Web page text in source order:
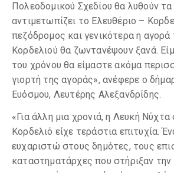
Πολεοδομικού Σχεδίου θα λυθούν
αντιμετωπίζει το Ελευθέριο –
πεζόδρομος και γενικότερα η αγορά
Κορδελιού θα ζωντανέψουν ξανά.
του χρόνου θα είμαστε ακόμα
γιορτή της αγοράς», ανέφερε ο
Ευόσμου, Λευτέρης Αλεξανδρίδης.
«Για άλλη μια χρονιά, η Λευκή
Κορδελιό είχε τεράστια επιτυχία.
ευχαριστώ στους δημότες, τους
καταστηματάρχες που στήριξαν